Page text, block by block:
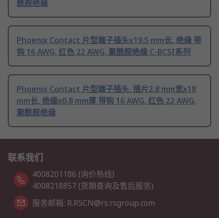
酰胺绝缘
Phoenix Contact 片型端子插头x19.5 mm长, 绝缘 带
钩 16 AWG, 红色 22 AWG, 聚酰胺绝缘 C-BCSI系列
Phoenix Contact 片型端子插头, 插片2.8 mm宽x18
mm长, 绝缘x0.8 mm厚 带钩 16 AWG, 红色 22 AWG,
聚酰胺绝缘
联系我们
4008201186 (询价热线)
4008218857 (货期查询及售后服务)
服务邮箱: R.RSCN@rs.rsgroup.com